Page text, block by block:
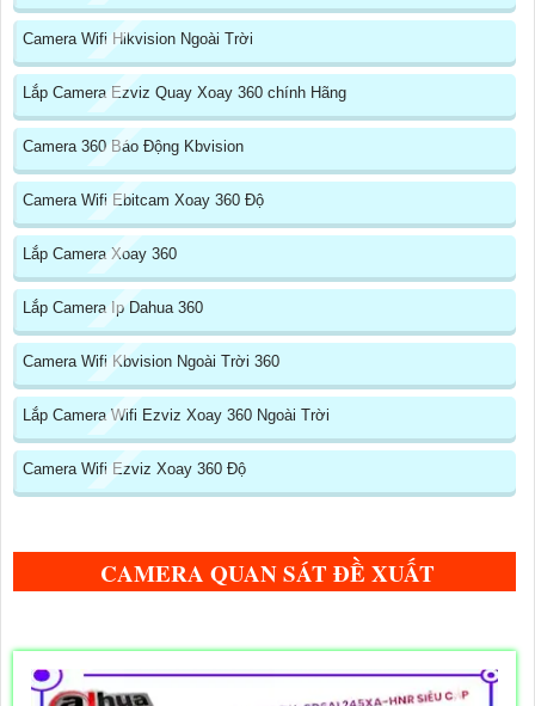
Camera Wifi Hikvision Ngoài Trời
Lắp Camera Ezviz Quay Xoay 360 chính Hãng
Camera 360 Báo Động Kbvision
Camera Wifi Ebitcam Xoay 360 Độ
Lắp Camera Xoay 360
Lắp Camera Ip Dahua 360
Camera Wifi Kbvision Ngoài Trời 360
Lắp Camera Wifi Ezviz Xoay 360 Ngoài Trời
Camera Wifi Ezviz Xoay 360 Độ
CAMERA QUAN SÁT ĐỀ XUẤT